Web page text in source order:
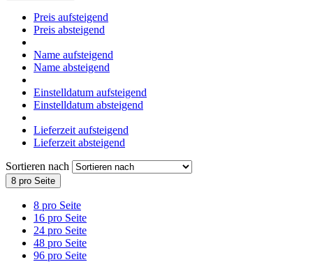
Preis aufsteigend
Preis absteigend
Name aufsteigend
Name absteigend
Einstelldatum aufsteigend
Einstelldatum absteigend
Lieferzeit aufsteigend
Lieferzeit absteigend
Sortieren nach
8 pro Seite
8 pro Seite
16 pro Seite
24 pro Seite
48 pro Seite
96 pro Seite